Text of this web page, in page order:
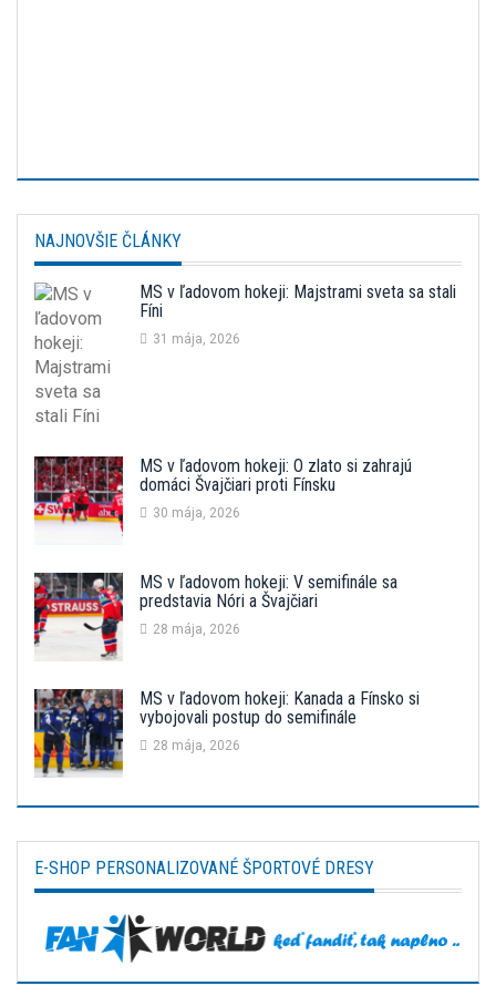
NAJNOVŠIE ČLÁNKY
MS v ľadovom hokeji: Majstrami sveta sa stali
Fíni
31 mája, 2026
MS v ľadovom hokeji: O zlato si zahrajú
domáci Švajčiari proti Fínsku
30 mája, 2026
MS v ľadovom hokeji: V semifinále sa
predstavia Nóri a Švajčiari
28 mája, 2026
MS v ľadovom hokeji: Kanada a Fínsko si
vybojovali postup do semifinále
28 mája, 2026
E-SHOP PERSONALIZOVANÉ ŠPORTOVÉ DRESY